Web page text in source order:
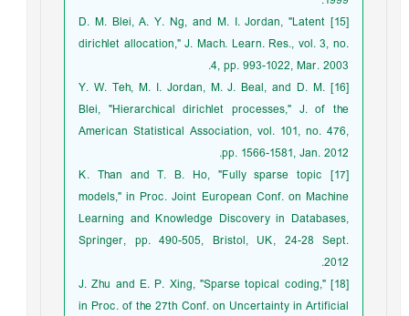
[15] D. M. Blei, A. Y. Ng, and M. I. Jordan, "Latent
dirichlet allocation," J. Mach. Learn. Res., vol. 3, no.
4, pp. 993-1022, Mar. 2003.
[16] Y. W. Teh, M. I. Jordan, M. J. Beal, and D. M.
Blei, "Hierarchical dirichlet processes," J. of the
American Statistical Association, vol. 101, no. 476,
pp. 1566-1581, Jan. 2012.
[17] K. Than and T. B. Ho, "Fully sparse topic
models," in Proc. Joint European Conf. on Machine
Learning and Knowledge Discovery in Databases,
Springer, pp. 490-505, Bristol, UK, 24-28 Sept.
2012.
[18] J. Zhu and E. P. Xing, "Sparse topical coding,"
in Proc. of the 27th Conf. on Uncertainty in Artificial